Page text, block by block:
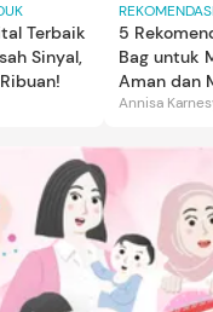
Terbaik
Sinyal,
5
Bag untuk
Aman dan
Annisa